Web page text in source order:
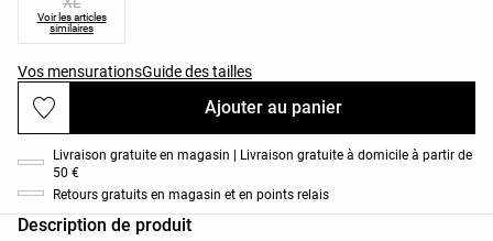
Voir les articles
similaires
Vos mensurationsGuide des tailles
Ajouter au panier
Livraison gratuite en magasin | Livraison gratuite à domicile à partir de
50 €
Retours gratuits en magasin et en points relais
Description de produit